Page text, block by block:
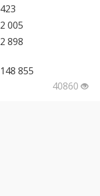
423
2 005
2 898
148 855
40860